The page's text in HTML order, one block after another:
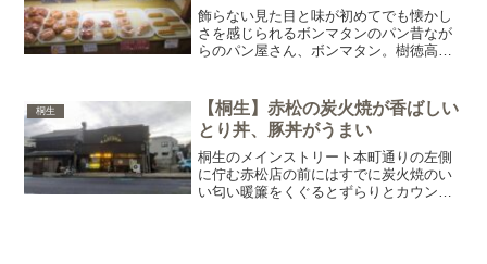
飾らない見た目と味が初めてでも懐かし
さを感じられるボンマタンのパン昔なが
らのパン屋さん、ボンマタン。樹徳高校
ある…？のか基本情報営業時間定休日：
水営業時間：7:30-1...
桐生
【桐生】赤松の炭火焼が香ばしい
とり丼、豚丼がうまい
桐生のメインストリート本町通りの左側
に佇む赤松店の前にはすでに炭火焼のい
い匂い暖簾をくぐるとずらりとカウンタ